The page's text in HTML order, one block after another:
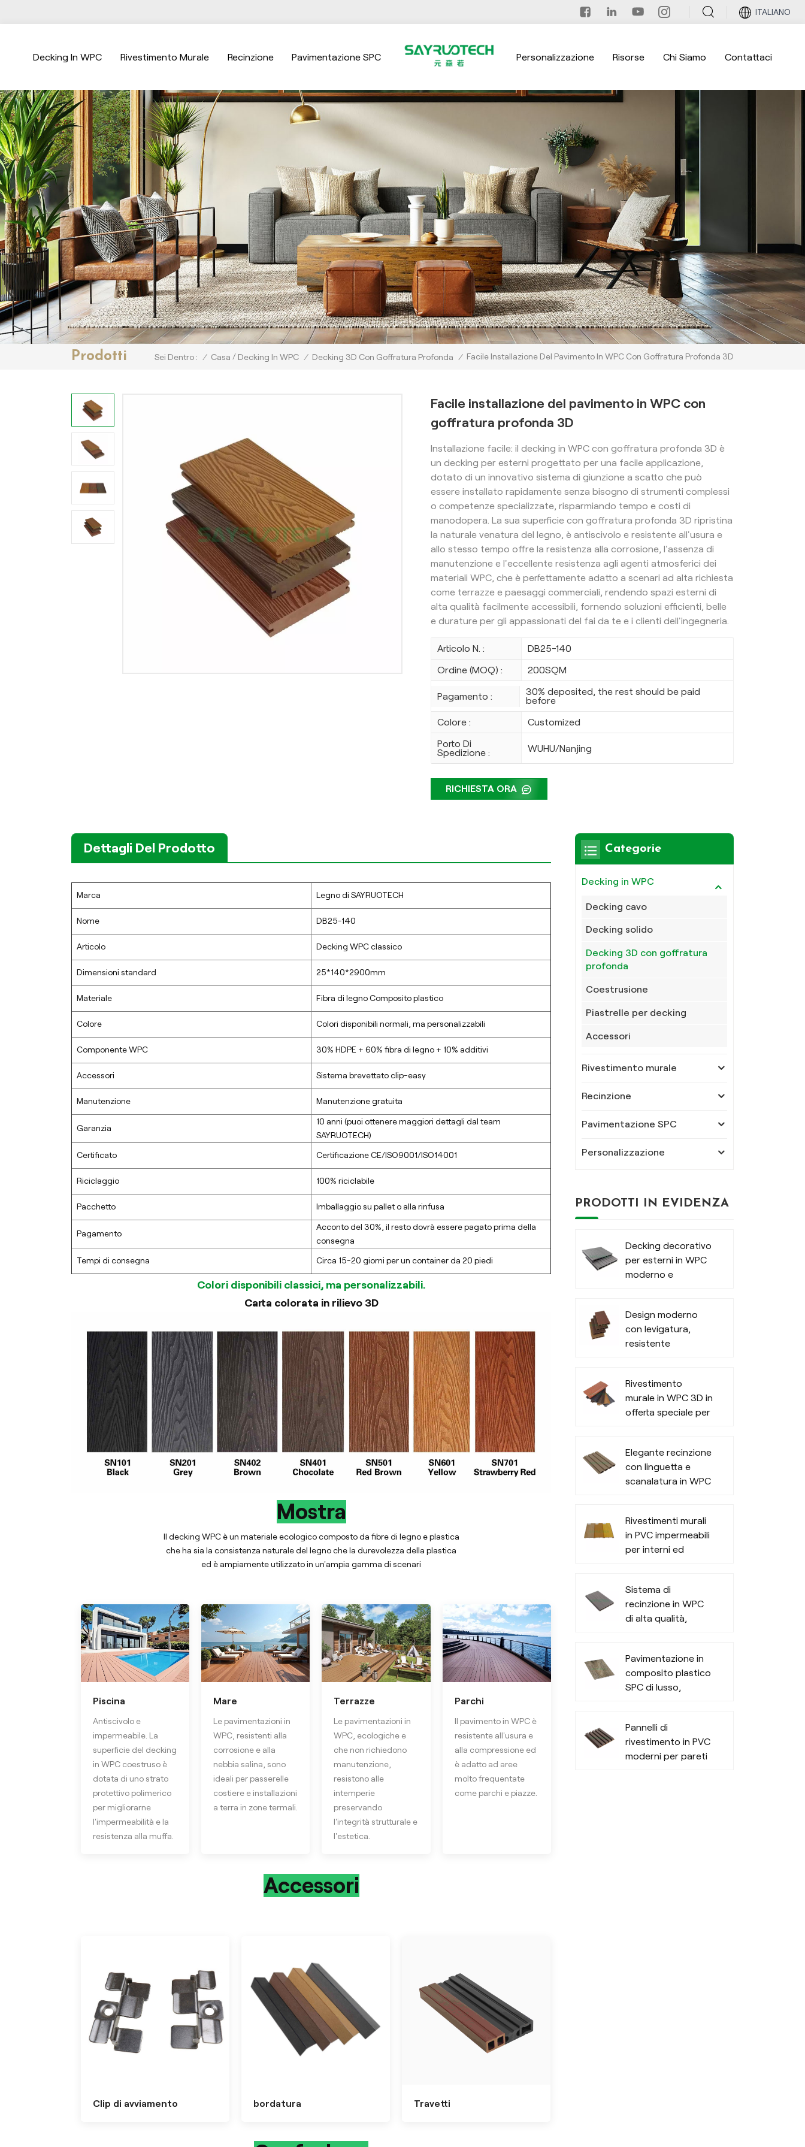
ITALIANO
Decking In WPC Rivestimento Murale Recinzione Pavimentazione SPC Personalizzazione Risorse Chi Siamo Contattaci
Prodotti Sei Dentro : / Casa / Decking In WPC / Decking 3D Con Goffratura Profonda / Facile Installazione Del Pavimento In WPC Con Goffratura Profonda 3D
Facile installazione del pavimento in WPC con
goffratura profonda 3D
Installazione facile: il decking in WPC con goffratura profonda 3D è
un decking per esterni progettato per una facile applicazione,
dotato di un innovativo sistema di giunzione a scatto che può
essere installato rapidamente senza bisogno di strumenti complessi
o competenze specializzate, risparmiando tempo e costi di
manodopera. La sua superficie con goffratura profonda 3D ripristina
la naturale venatura del legno, è antiscivolo e resistente all'usura e
allo stesso tempo offre la resistenza alla corrosione, l'assenza di
manutenzione e l'eccellente resistenza agli agenti atmosferici dei
materiali WPC, che è perfettamente adatto a scenari ad alta richiesta
come terrazze e paesaggi commerciali, rendendo spazi esterni di
alta qualità facilmente accessibili, fornendo soluzioni efficienti, belle
e durature per gli appassionati del fai da te e i clienti dell'ingegneria.
Articolo N. : DB25-140
Ordine (MOQ) : 200SQM
Pagamento :
30% deposited, the rest should be paid
before
Colore : Customized
Porto Di
Spedizione :
WUHU/Nanjing
RICHIESTA ORA
Dettagli Del Prodotto
Marca Legno di SAYRUOTECH
Nome DB25-140
Articolo Decking WPC classico
Dimensioni standard 25*140*2900mm
Materiale Fibra di legno Composito plastico
Colore Colori disponibili normali, ma personalizzabili
Componente WPC 30% HDPE + 60% fibra di legno + 10% additivi
Accessori Sistema brevettato clip-easy
Manutenzione Manutenzione gratuita
Garanzia
10 anni (puoi ottenere maggiori dettagli dal team
SAYRUOTECH)
Certificato Certificazione CE/ISO9001/ISO14001
Riciclaggio 100% riciclabile
Pacchetto Imballaggio su pallet o alla rinfusa
Pagamento
Acconto del 30%, il resto dovrà essere pagato prima della
consegna
Tempi di consegna Circa 15-20 giorni per un container da 20 piedi
Colori disponibili classici, ma personalizzabili.
Carta colorata in rilievo 3D
Mostra
Il decking WPC è un materiale ecologico composto da fibre di legno e plastica
che ha sia la consistenza naturale del legno che la durevolezza della plastica
ed è ampiamente utilizzato in un'ampia gamma di scenari
Piscina
Antiscivolo e
impermeabile. La
superficie del decking
in WPC coestruso è
dotata di uno strato
protettivo polimerico
per migliorarne
l'impermeabilità e la
resistenza alla muffa.
Mare
Le pavimentazioni in
WPC, resistenti alla
corrosione e alla
nebbia salina, sono
ideali per passerelle
costiere e installazioni
a terra in zone termali.
Terrazze
Le pavimentazioni in
WPC, ecologiche e
che non richiedono
manutenzione,
resistono alle
intemperie
preservando
l'integrità strutturale e
l'estetica.
Parchi
Il pavimento in WPC è
resistente all'usura e
alla compressione ed
è adatto ad aree
molto frequentate
come parchi e piazze.
Accessori
Clip di avviamento bordatura Travetti
Categorie
Decking in WPC
Decking cavo
Decking solido
Decking 3D con goffratura
profonda
Coestrusione
Piastrelle per decking
Accessori
Rivestimento murale
Recinzione
Pavimentazione SPC
Personalizzazione
PRODOTTI IN EVIDENZA
Decking decorativo
per esterni in WPC
moderno e
Design moderno
con levigatura,
resistente
plastica
Rivestimento
murale in WPC 3D in
offerta speciale per
Elegante recinzione
con linguetta e
scanalatura in WPC
Rivestimenti murali
in PVC impermeabili
per interni ed
Sistema di
recinzione in WPC
di alta qualità,
all'aperto
Pavimentazione in
composito plastico
SPC di lusso,
Pannelli di
rivestimento in PVC
moderni per pareti